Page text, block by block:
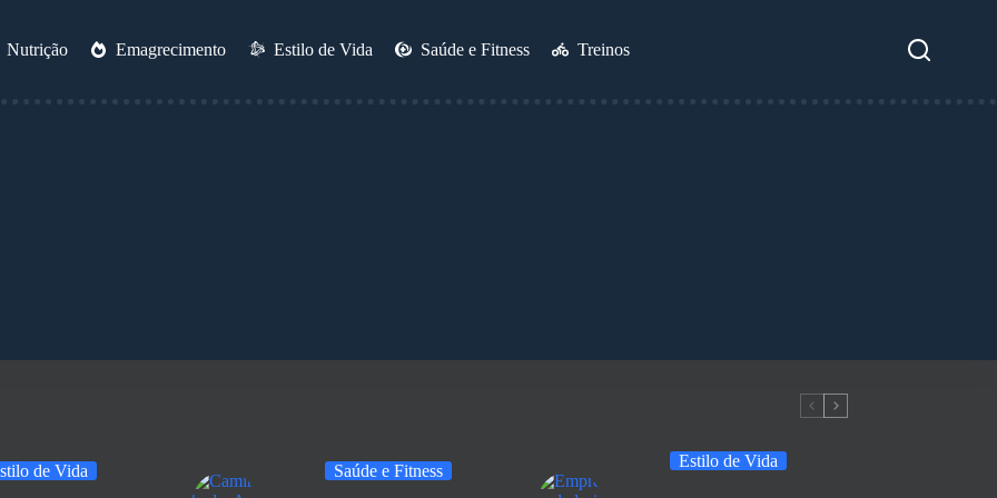
Nutrição Emagrecimento Estilo de Vida Saúde e Fitness Treinos
de Vida Saúde e Fitness
Estilo de Vida